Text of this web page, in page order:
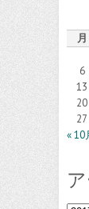
月
6
13
20
27
« 10